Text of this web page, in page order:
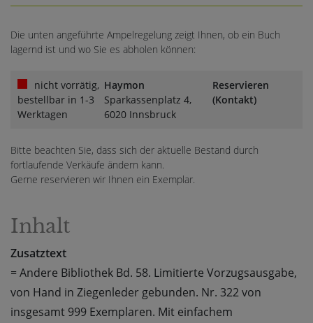
Die unten angeführte Ampelregelung zeigt Ihnen, ob ein Buch
lagernd ist und wo Sie es abholen können:
nicht vorrätig,
bestellbar in 1-3
Werktagen
Haymon
Sparkassenplatz 4,
6020 Innsbruck
Reservieren
(Kontakt)
Bitte beachten Sie, dass sich der aktuelle Bestand durch
fortlaufende Verkäufe ändern kann.
Gerne reservieren wir Ihnen ein Exemplar.
Inhalt
Zusatztext
= Andere Bibliothek Bd. 58. Limitierte Vorzugsausgabe,
von Hand in Ziegenleder gebunden. Nr. 322 von
insgesamt 999 Exemplaren. Mit einfachem